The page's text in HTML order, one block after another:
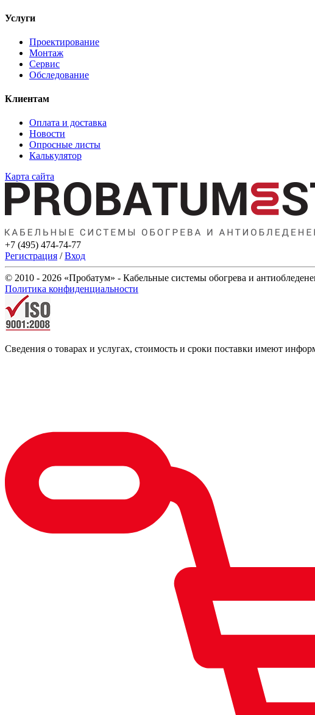
Услуги
Проектирование
Монтаж
Сервис
Обследование
Клиентам
Оплата и доставка
Новости
Опросные листы
Калькулятор
Карта сайта
+7 (495) 474-74-77
Регистрация /Вход
© 2010 - 2026 «Пробатум» - Кабельные системы обогрева и
Политика конфиденциальности
Сведения о товарах и услугах, стоимость и сроки поставки имеют